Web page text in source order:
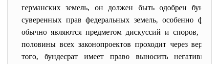
германских земель, он должен быть одобрен
суверенных прав федеральных земель, особенно
обычно являются предметом дискуссий и споров, и
половины всех законопроектов проходит через
того, бундесрат имеет право выносить